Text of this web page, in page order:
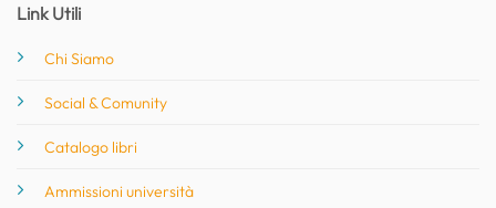
Link Utili
Chi Siamo
Social & Comunity
Catalogo libri
Ammissioni università